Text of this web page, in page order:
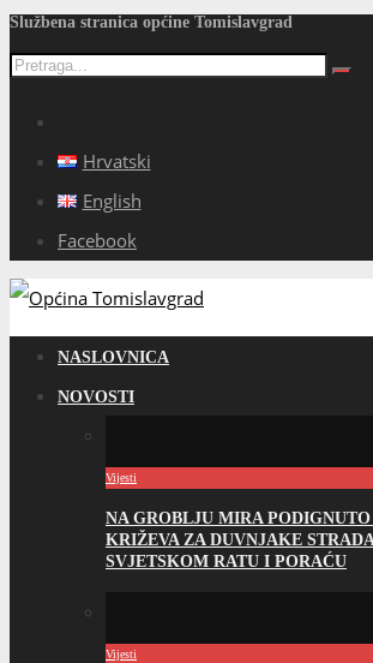
Službena stranica općine Tomislavgrad
Hrvatski
English
Facebook
NASLOVNICA
NOVOSTI
Vijesti
NA GROBLJU MIRA
KRIŽEVA ZA DUVNJAKE
SVJETSKOM RATU I PORAĆU
Vijesti